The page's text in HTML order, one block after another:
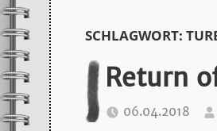
no
name
–
SCHLAGWORT:
Return
06.04.2018